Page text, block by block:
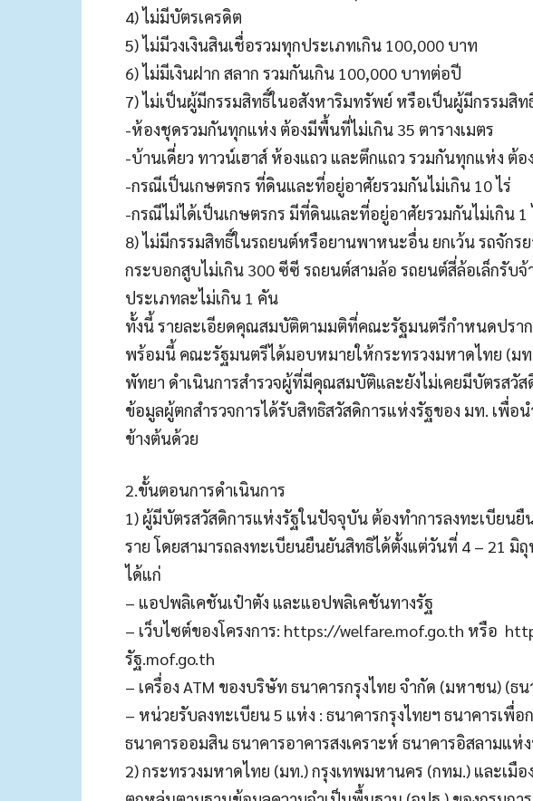
4) ไม่มีบัตรเครดิต
5) ไม่มีวงเงินสินเชื่อรวมทุกประเภทเกิน 100,000 บาท
6) ไม่มีเงินฝาก สลาก รวมกันเกิน 100,000 บาทต่อปี
7) ไม่เป็นผู้มีกรรมสิทธิ์ในอสังหาริมทรัพย์ หรือเป็นผู้มีกรรมสิ
-ห้องชุดรวมกันทุกแห่ง ต้องมีพื้นที่ไม่เกิน 35 ตารางเมตร
-บ้านเดี่ยว ทาวน์เฮาส์ ห้องแถว และตึกแถว รวมกันทุกแห่ง ต้อ
-กรณีเป็นเกษตรกร ที่ดินและที่อยู่อาศัยรวมกันไม่เกิน 10 ไร่
-กรณีไม่ได้เป็นเกษตรกร มีที่ดินและที่อยู่อาศัยรวมกันไม่เกิน 1
8) ไม่มีกรรมสิทธิ์ในรถยนต์หรือยานพาหนะอื่น ยกเว้น รถจัก
กระบอกสูบไม่เกิน 300 ซีซี รถยนต์สามล้อ รถยนต์สี่ล้อเล็กรับจ้
ประเภทละไม่เกิน 1 คัน
ทั้งนี้ รายละเอียดคุณสมบัติตามมติที่คณะรัฐมนตรีกำหนดปรา
พร้อมนี้ คณะรัฐมนตรีได้มอบหมายให้กระทรวงมหาดไทย (มท
พัทยา ดำเนินการสำรวจผู้ที่มีคุณสมบัติและยังไม่เคยมีบัตรสวั
ข้อมูลผู้ตกสำรวจการได้รับสิทธิสวัสดิการแห่งรัฐของ มท. เพื่
ข้างต้นด้วย
2.ขั้นตอนการดำเนินการ
1) ผู้มีบัตรสวัสดิการแห่งรัฐในปัจจุบัน ต้องทำการลงทะเบียนยื
ราย โดยสามารถลงทะเบียนยืนยันสิทธิได้ตั้งแต่วันที่ 4 – 21 มิ
ได้แก่
– แอปพลิเคชันเป๋าตัง และแอปพลิเคชันทางรัฐ
– เว็บไซต์ของโครงการ: https://welfare.mof.go.th หรือ
รัฐ.mof.go.th
– เครื่อง ATM ของบริษัท ธนาคารกรุงไทย จำกัด (มหาชน) (ธน
– หน่วยรับลงทะเบียน 5 แห่ง : ธนาคารกรุงไทยฯ ธนาคารเพื่
ธนาคารออมสิน ธนาคารอาคารสงเคราะห์ ธนาคารอิสลามแห่
2) กระทรวงมหาดไทย (มท.) กรุงเทพมหานคร (กทม.) และเมื